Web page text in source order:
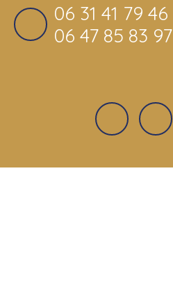
06 31 41 79 46
06 47 85 83 97